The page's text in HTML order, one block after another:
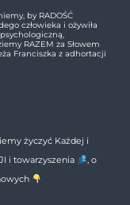
by RADOŚĆ
człowieka i ożywiła
RAZEM za Słowem
Franciszka z adhortacji
życzyć Każdej i
i towarzyszenia
, o